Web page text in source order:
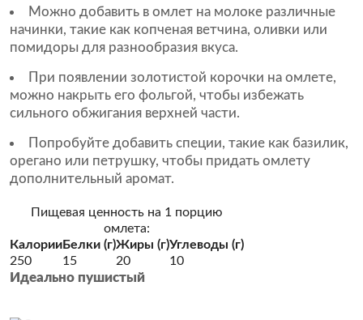
Можно добавить в омлет на молоке различные
начинки, такие как копченая ветчина, оливки или
помидоры для разнообразия вкуса.
При появлении золотистой корочки на омлете,
можно накрыть его фольгой, чтобы избежать
сильного обжигания верхней части.
Попробуйте добавить специи, такие как базилик,
орегано или петрушку, чтобы придать омлету
дополнительный аромат.
Пищевая ценность на 1 порцию
омлета:
КалорииБелки (г)Жиры (г)Углеводы (г)
250
15 20 10
Идеально пушистый